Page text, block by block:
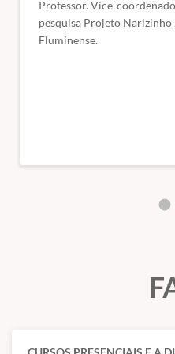
Professor. Vice-
pesquisa Projeto Narizinho
Fluminense.